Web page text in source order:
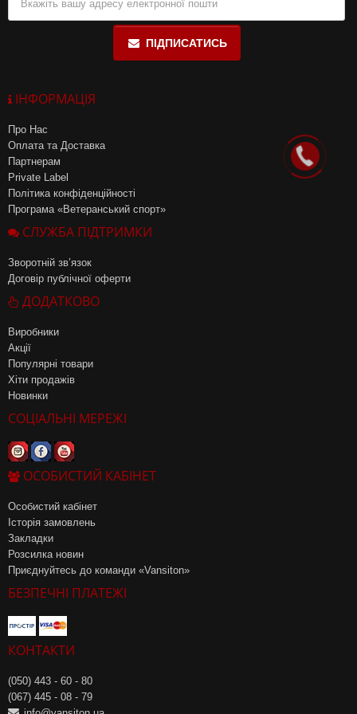
ПІДПИСАТИСЬ
ІНФОРМАЦІЯ
Про Нас
Оплата та Доставка
Партнерам
Private Label
Політика конфіденційності
Програма «Ветеранський спорт»
СЛУЖБА ПІДТРИМКИ
Зворотній зв’язок
Договір публічної оферти
ДОДАТКОВО
Виробники
Акції
Популярні товари
Хіти продажів
Новинки
СОЦІАЛЬНІ МЕРЕЖІ
ОСОБИСТИЙ КАБІНЕТ
Особистий кабінет
Історія замовлень
Закладки
Розсилка новин
Приєднуйтесь до команди «Vansiton»
БЕЗПЕЧНІ ПЛАТЕЖІ
КОНТАКТИ
(050) 443 - 60 - 80
(067) 445 - 08 - 79